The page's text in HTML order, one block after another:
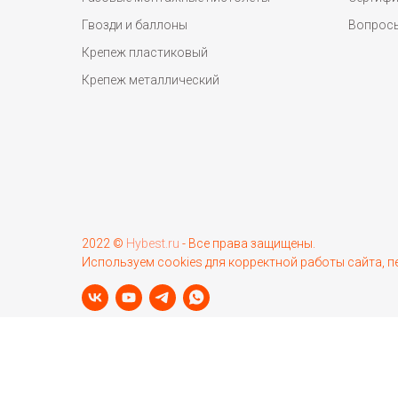
Гвозди и баллоны
Крепеж пластиковый
Крепеж металлический
2022 © Hybest.ru - Все права защищены.
Используем cookies для корректной работы сайта,